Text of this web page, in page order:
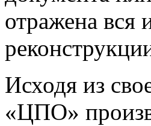
отражена вся
Исходя из
«ЦПО»